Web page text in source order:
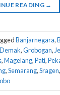
READING →
Banjarnegara,
Demak,Grobogan,
,Magelang,Pati,
,Semarang,Sragen,